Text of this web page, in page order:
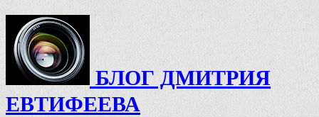
БЛОГ ДМИТРИЯ
ЕВТИФЕЕВА